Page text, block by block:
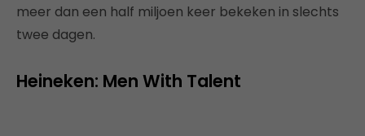
meer dan een half miljoen keer bekeken in slechts
twee dagen.
Heineken: Men With Talent